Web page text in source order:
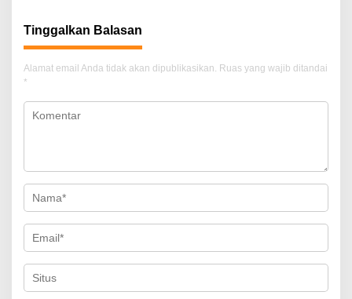
Tinggalkan Balasan
Alamat email Anda tidak akan dipublikasikan. Ruas yang wajib ditandai
*